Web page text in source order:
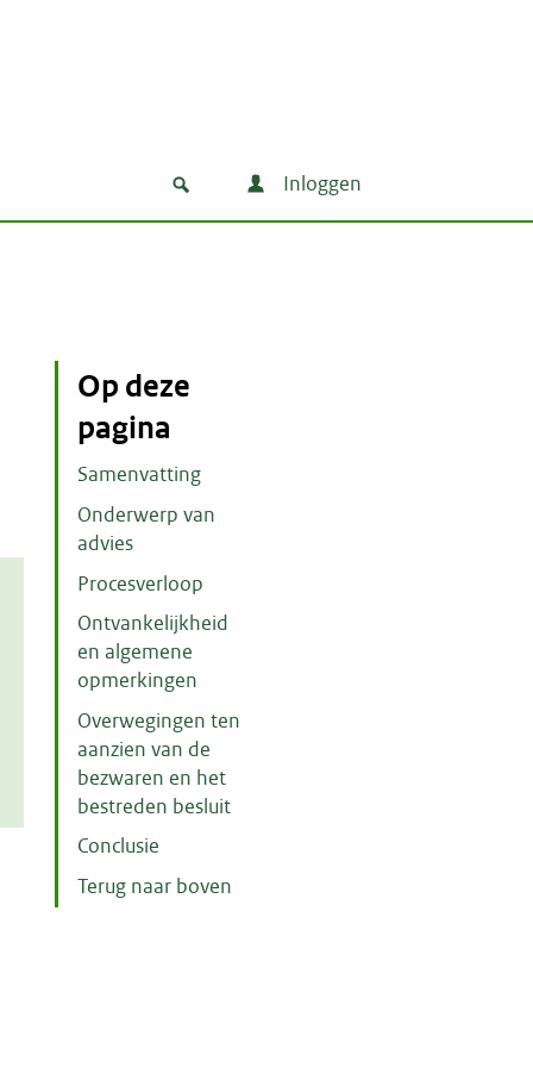
Inloggen
Op deze
pagina
Samenvatting
Onderwerp van
advies
Procesverloop
Ontvankelijkheid
en algemene
opmerkingen
Overwegingen ten
aanzien van de
bezwaren en het
bestreden besluit
Conclusie
Terug naar boven